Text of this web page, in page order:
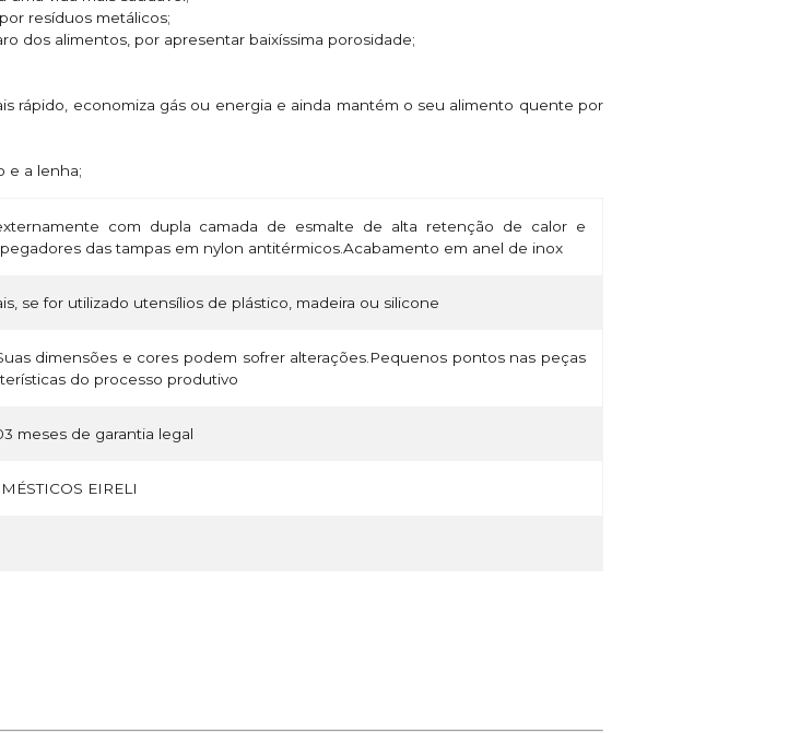
resíduos metálicos;
dos alimentos, por apresentar baixíssima porosidade;
rápido, economiza gás ou energia e ainda mantém o seu alimento quente por
e a lenha;
com dupla camada de esmalte de alta retenção de calor e
das tampas em nylon antitérmicos.Acabamento em anel de inox
se for utilizado utensílios de plástico, madeira ou silicone
dimensões e cores podem sofrer alterações.Pequenos pontos nas peças
do processo produtivo
meses de garantia legal
EIRELI